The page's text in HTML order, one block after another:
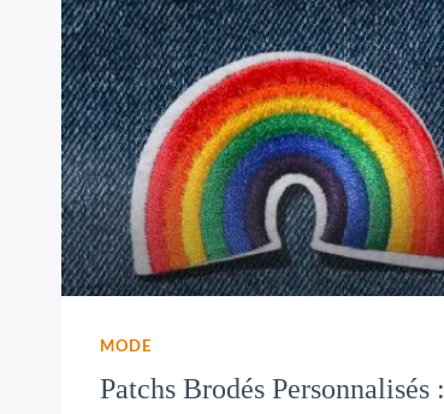
MODE
Patchs Brodés Personnalisés :